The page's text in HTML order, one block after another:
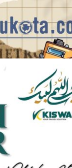
Instagram